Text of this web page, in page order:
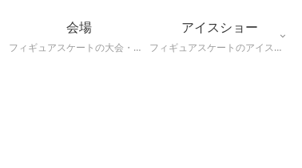
会場
フィギュアスケートの大会・アイスショー会場について、座席表やトイレなど観戦にやくだつ情報まとめ
アイスショー
フィギュアスケートのアイスショーの情報、会場やチケット